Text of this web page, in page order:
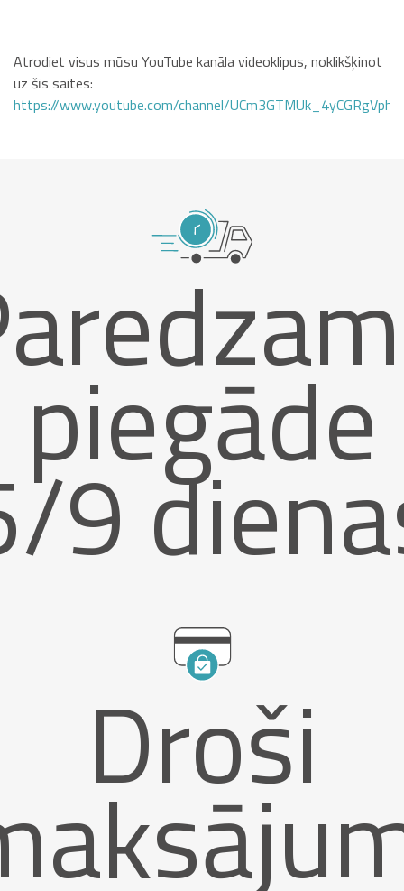
Atrodiet visus mūsu YouTube kanāla videoklipus, noklikšķinot
uz šīs saites:
https://www.youtube.com/channel/
piegāde
9
Droši